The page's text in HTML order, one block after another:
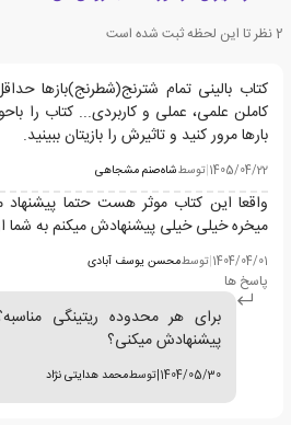
2نظر تا این لحظه ثبت شده است
کاملن علمی، عملی و کاربردی.‌‌.. کتاب را
بارها مرور کنید و تاثیرش را بازیتان ببینید.
1405/04/22
|توسطشاه‌صنم مشجاهی
واقعا این کتاب موثر هست حتما پیشنهاد
میخره خیلی خیلی پیشنهادش میکنم به
1404/04/01
|توسطمحسن یوسف آبادی
پاسخ ها
پیشنهادش میکنی؟
1404/05/30
|توسطمحمد هدایتی نژاد